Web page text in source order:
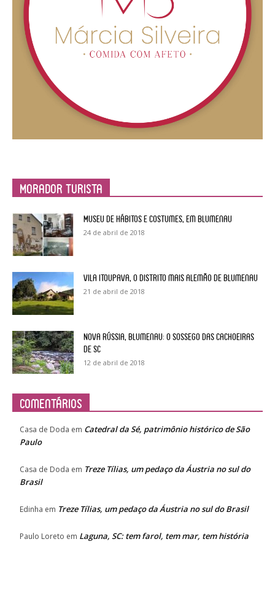
Morador Turista
Museu de Hábitos e Costumes, em Blumenau
24 de abril de 2018
Vila Itoupava, o Distrito mais alemão de Blumenau
21 de abril de 2018
Nova Rússia, Blumenau: o sossego das cachoeiras
de SC
12 de abril de 2018
Comentários
Casa de Doda em Catedral da Sé, patrimônio histórico de São
Paulo
Casa de Doda em Treze Tílias, um pedaço da Áustria no sul do
Brasil
Edinha em Treze Tílias, um pedaço da Áustria no sul do Brasil
Paulo Loreto em Laguna, SC: tem farol, tem mar, tem história